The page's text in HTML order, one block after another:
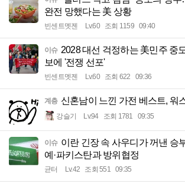
완전 망했다는 美 상황
빈센트멧젠 Lv.60 조회 1159 09:40
이슈 2028 대선 걱정하는 美민주 중
보에 '전쟁 선포'
빈센트멧젠 Lv.60 조회 622 09:36
계층 신혼남이 느낀 가전 베스트, 워
강슬기 Lv.94 조회 1781 09:35
이슈 이란 긴장 속 사우디가 꺼낸 승
예·파키스탄과 방위협정
균터 Lv.42 조회 551 09:35